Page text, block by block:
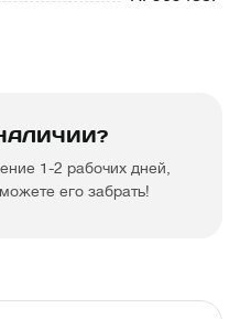
1-2 рабочих дней,
его забрать!